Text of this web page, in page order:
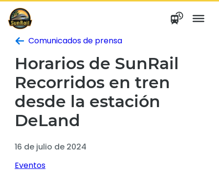
saltar
contenido
Comunicados de prensa
Horarios de SunRail
Recorridos en tren
desde la estación
DeLand
16 de julio de 2024
Eventos